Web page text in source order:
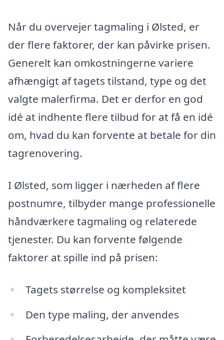
Når du overvejer tagmaling i Ølsted, er
der flere faktorer, der kan påvirke prisen.
Generelt kan omkostningerne variere
afhængigt af tagets tilstand, type og det
valgte malerfirma. Det er derfor en god
idé at indhente flere tilbud for at få en idé
om, hvad du kan forvente at betale for din
tagrenovering.
I Ølsted, som ligger i nærheden af flere
postnumre, tilbyder mange professionelle
håndværkere tagmaling og relaterede
tjenester. Du kan forvente følgende
faktorer at spille ind på prisen:
Tagets størrelse og kompleksitet
Den type maling, der anvendes